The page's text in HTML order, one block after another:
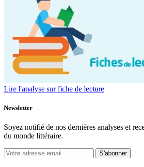
Lire l'analyse sur fiche de lecture
Newsletter
Soyez notifié de nos dernières analyses et
du monde littéraire.
S'abonner